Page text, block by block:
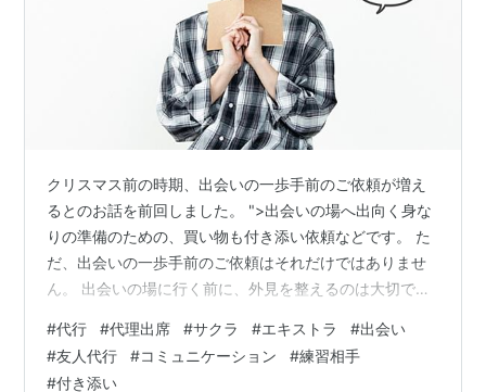
クリスマス前の時期、出会いの一歩手前のご依頼が増え
るとのお話を前回しました。 ">出会いの場へ出向く身な
りの準備のための、買い物も付き添い依頼などです。 た
だ、出会いの一歩手前のご依頼はそれだけではありませ
ん。 出会いの場に行く前に、外見を整えるのは大切です
も大切です。 今回はそのお話を。 異性と何を話していい
かわからない、 異性の目を見て話せない、 こんな悩みを
#代行 #代理出席 #サクラ #エキストラ #出会い
#友人代行 #コミュニケーション #練習相手
#付き添い